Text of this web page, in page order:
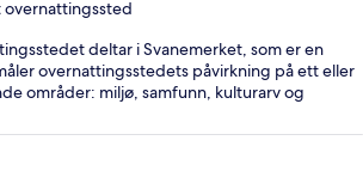
deltar i Svanemerket, som er en
overnattingsstedets påvirkning på ett eller
områder: miljø, samfunn, kulturarv og